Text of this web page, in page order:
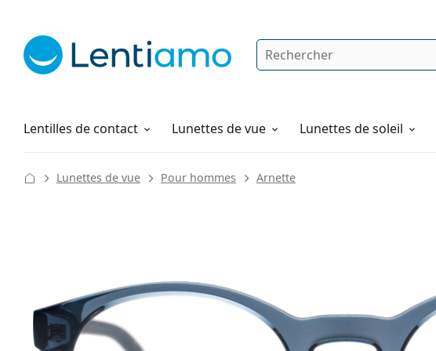
Rechercher
Lentilles de contact
Solutions Lunettes de vue Lunettes de soleil
Comment commander
Lunettes de vue Pour hommes Arnette